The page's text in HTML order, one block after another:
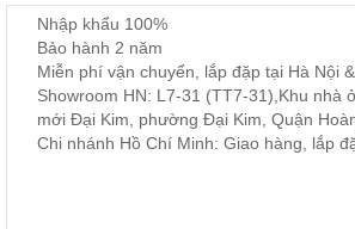
Phụ
Kiện
Trang
Nhập khẩu 100%
Bảo hành 2 năm
Miễn phí vận chuyển, lắp đặp tại Hà Nội
Showroom HN: L7-31 (TT7-31),Khu nhà
mới Đại Kim, phường Đại Kim, Quận
Chi nhánh Hồ Chí Minh: Giao hàng, lắp